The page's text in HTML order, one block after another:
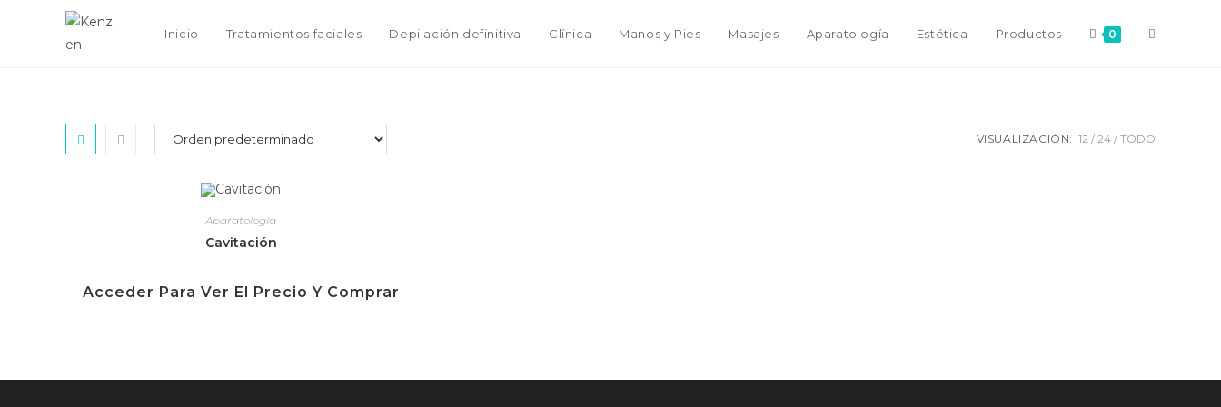
Inicio Tratamientos faciales Depilación definitiva Clínica Manos y Pies Masajes Aparatología Estética Productos 0
VISUALIZACIÓN: 12 24 TODO
Aparatología
Cavitación
Acceder Para Ver El Precio Y Comprar